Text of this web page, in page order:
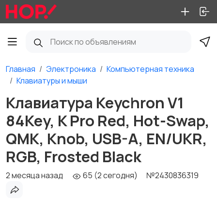
Главная Электроника
Компьютерная техника
Клавиатуры и мыши
Клавиатура Keychron V1
84Key, K Pro Red, Hot-Swap,
QMK, Knob, USB-A, EN/UKR,
RGB, Frosted Black
2 месяца назад 65 (2 сегодня) №2430836319